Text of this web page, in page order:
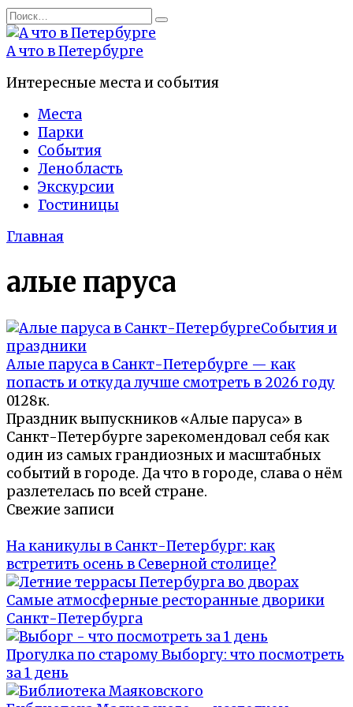
Перейти
к
содержанию
Search
for:
А что в Петербурге
Интересные места и события
Места
Парки
События
Ленобласть
Экскурсии
Гостиницы
Главная
алые паруса
События и
праздники
Алые паруса в Санкт-Петербурге — как
попасть и откуда лучше смотреть в 2026 году
0128к.
Праздник выпускников «Алые паруса» в
Санкт-Петербурге зарекомендовал себя как
один из самых грандиозных и масштабных
событий в городе. Да что в городе, слава о нём
разлетелась по всей стране.
Свежие записи
На каникулы в Санкт-Петербург: как
встретить осень в Северной столице?
Самые атмосферные ресторанные дворики
Санкт-Петербурга
Прогулка по старому Выборгу: что посмотреть
за 1 день